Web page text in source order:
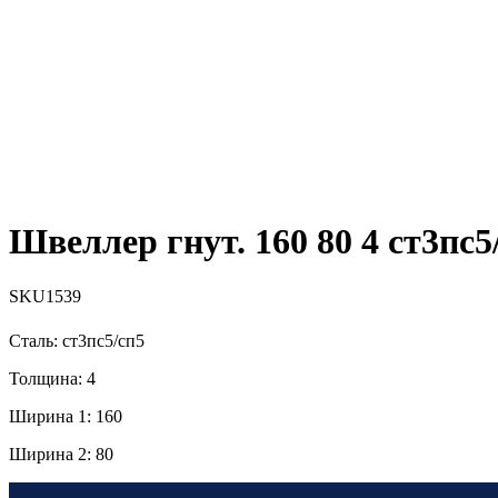
Швеллер гнут. 160 80 4
SKU1539
Сталь: ст3пс5/сп5
Толщина: 4
Ширина 1: 160
Ширина 2: 80